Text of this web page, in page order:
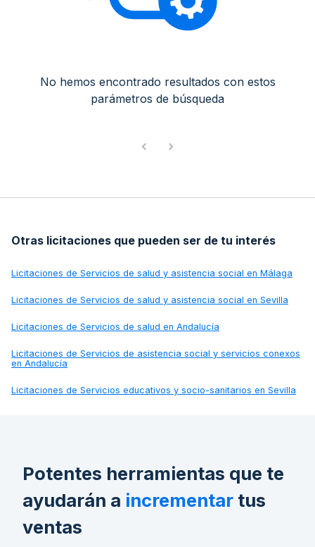
No hemos encontrado resultados con estos
parámetros de búsqueda
Otras licitaciones que pueden ser de tu interés
Licitaciones de Servicios de salud y asistencia social en Málaga
Licitaciones de Servicios de salud y asistencia social en Sevilla
Licitaciones de Servicios de salud en Andalucía
Licitaciones de Servicios de asistencia social y servicios conexos
en Andalucía
Licitaciones de Servicios educativos y socio-sanitarios en Sevilla
Potentes herramientas que te
ayudarán a incrementar tus
ventas